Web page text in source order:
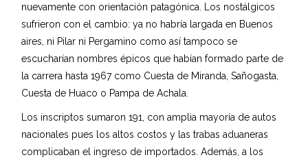
nuevamente con orientación patagónica. Los nostálgicos
sufrieron con el cambio: ya no habría largada en Buenos
aires, ni Pilar ni Pergamino como así tampoco se
escucharían nombres épicos que habían formado parte de
la carrera hasta 1967 como Cuesta de Miranda, Sañogasta,
Cuesta de Huaco o Pampa de Achala.
Los inscriptos sumaron 191, con amplia mayoría de autos
nacionales pues los altos costos y las trabas aduaneras
complicaban el ingreso de importados. Además, a los